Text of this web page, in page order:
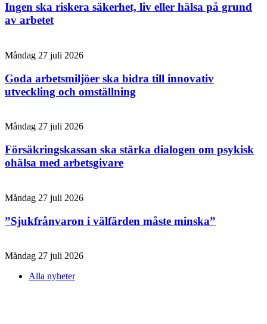
Ingen ska riskera säkerhet, liv eller hälsa på grund
av arbetet
Måndag 27 juli 2026
Goda arbetsmiljöer ska bidra till innovativ
utveckling och omställning
Måndag 27 juli 2026
Försäkringskassan ska stärka dialogen om psykisk
ohälsa med arbetsgivare
Måndag 27 juli 2026
”Sjukfrånvaron i välfärden måste minska”
Måndag 27 juli 2026
Alla nyheter